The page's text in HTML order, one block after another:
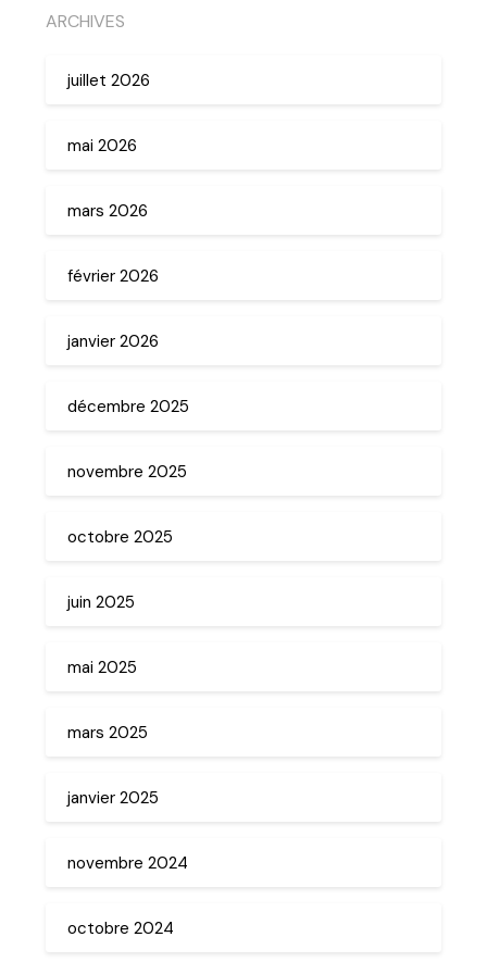
ARCHIVES
juillet 2026
mai 2026
mars 2026
février 2026
janvier 2026
décembre 2025
novembre 2025
octobre 2025
juin 2025
mai 2025
mars 2025
janvier 2025
novembre 2024
octobre 2024